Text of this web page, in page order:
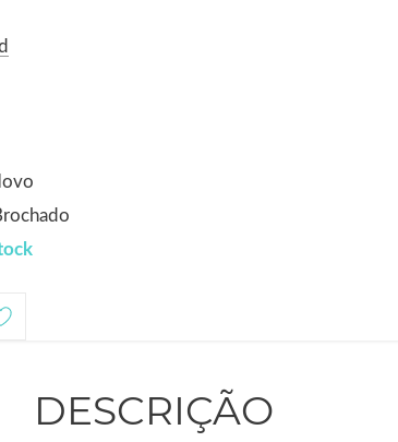
DESCRIÇÃO